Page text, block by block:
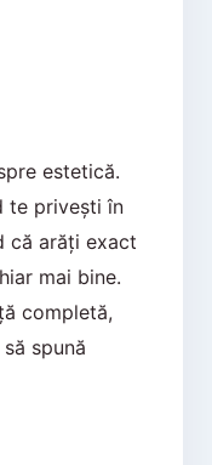
estetică.
te privești în
că arăți exact
mai bine.
completă,
spună